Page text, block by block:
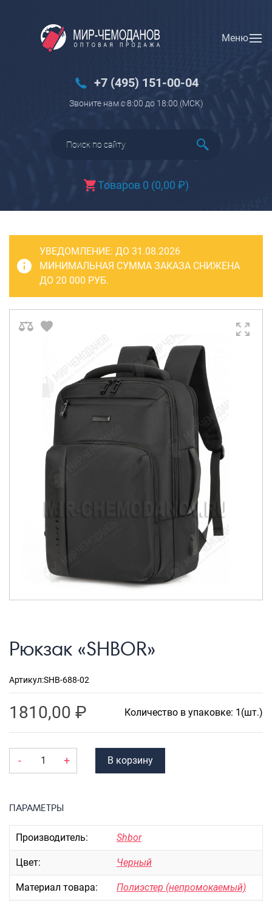
Меню
+7 (495) 151-00-04
Звоните нам с 8:00 до 18:00 (МCK)
Товаров 0 (0,00 ₽)
Вход Регистрация
Багаж
Чемоданы
Чемоданы детские
Пилоты на колесах
Рюкзаки детские для детских
Бьюти-кейсы
САКВОЯЖИ
РАСПРОДАЖА
Сумки спортивные
Сумки деловые
Сумки поясные
Сумки пляжные
Сумки для ноутбуков
Сумки-тележки хозяйственные
Сумки-рюкзаки на колёсах
Сумки детские
Рюкзаки городские
Рюкзаки школьные
Рюкзаки подростковые
Рюкзаки детские
Рюкзаки на колесах
ШОППЕРЫ
Кейсы и планшеты
Кейсы
Аксессуары
ЧЕХЛЫ ДЛЯ ЧЕМОДАНОВ
Мешки для обуви
УВЕДОМЛЕНИЕ: ДО 31.08.2026
МИНИМАЛЬНАЯ СУММА ЗАКАЗА СНИЖЕНА
ДО 20 000 РУБ.
Рюкзак «SHBOR»
Артикул:SHB-688-02
1810,00 ₽ Количество в упаковке: 1(шт.)
- + В корзину
ПАРАМЕТРЫ
Производитель: Shbor
Цвет: Черный
Материал товара: Полиэстер (непромокаемый)